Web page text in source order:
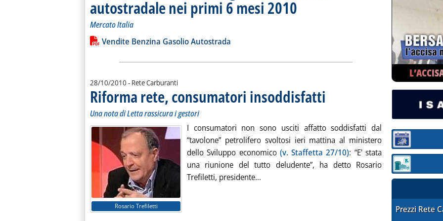
autostradale nei primi 6 mesi 2010
Mercato Italia
Leggi tutta la notizia: 'Le vendite di benzina e gasolio sulla rete autostradale nei primi 6 mesi 2010'
Lista allegati PDF alla notizia
Vendite Benzina Gasolio Autostrada
28/10/2010 - Rete Carburanti
Riforma rete, consumatori insoddisfatti . Sottotitolo: Una nota di Letta rassicura i gestori
. Pubblicata giovedì 28 ottobre 2010 alle 15.2.
Una nota di Letta rassicura i gestori
Rosario Trefiletti
I consumatori non sono usciti affatto soddisfatti dal
“tavolone” petrolifero svoltosi ieri mattina al ministero
dello Sviluppo economico (v. Staffetta 27/10): “E' stata
una riunione del tutto deludente”, ha detto Rosario
Trefiletti, presidente... Leggi tutta la notizia: 'Riforma rete, consumatori
Sezione:
Sezione:
Prezzi Rete